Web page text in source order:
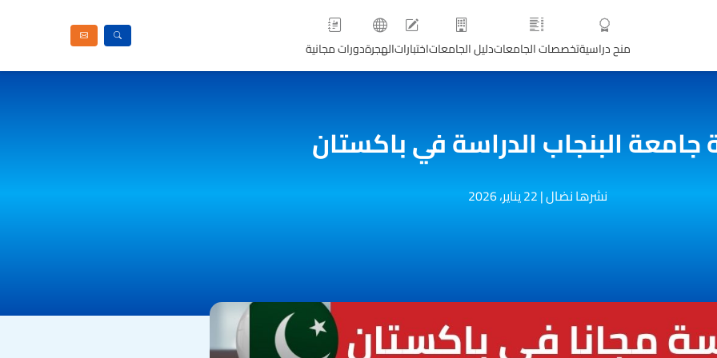
منح دراسيةتخصصات الجامعاتدليل الجامعاتاختباراتالهجرةدورات مجانية
جامعة البنجاب الدراسة في باكستان
نشرها نضال|22 يناير، 2026